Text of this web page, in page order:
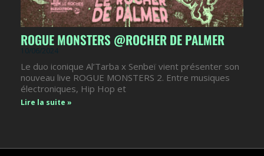
ROGUE MONSTERS @ROCHER DE PALMER
10/06/2024
Le duo iconique Al’Tarba x Senbeï vient présenter son
nouveau live ROGUE MONSTERS 2. Entre musiques
électroniques, Hip Hop et
Lire la suite »